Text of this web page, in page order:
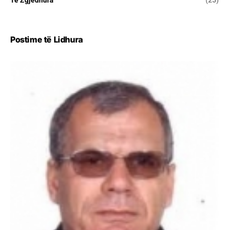
Postime të Lidhura